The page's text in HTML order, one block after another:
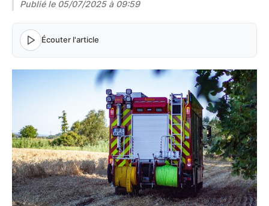
Publié le 05/07/2025 à 09:59
Écouter l'article